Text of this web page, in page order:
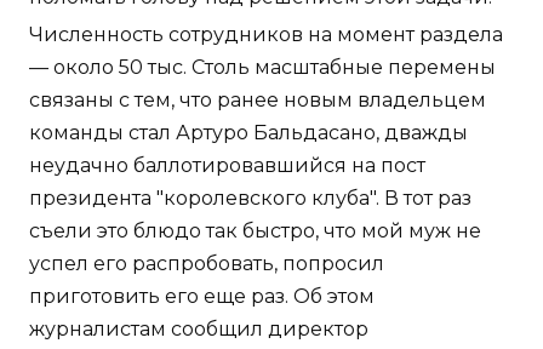
Численность сотрудников на момент раздела
— около 50 тыс. Столь масштабные перемены
связаны с тем, что ранее новым владельцем
команды стал Артуро Бальдасано, дважды
неудачно баллотировавшийся на пост
президента "королевского клуба". В тот раз
съели это блюдо так быстро, что мой муж не
успел его распробовать, попросил
приготовить его еще раз. Об этом
журналистам сообщил директор